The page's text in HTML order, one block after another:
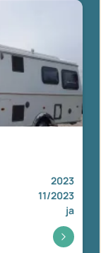
2023
11/2023
ja